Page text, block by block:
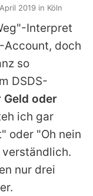
Interpret
-Account, doch
so
DSDS-
Geld oder
ich gar
oder "Oh nein
verständlich.
nur drei
2019 in Köln